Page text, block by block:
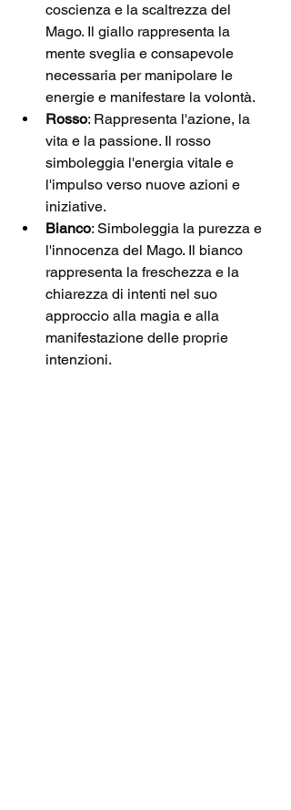
coscienza e la scaltrezza del
Mago. Il giallo rappresenta la
mente sveglia e consapevole
necessaria per manipolare le
energie e manifestare la volontà.
Rosso: Rappresenta l'azione, la
vita e la passione. Il rosso
simboleggia l'energia vitale e
l'impulso verso nuove azioni e
iniziative.
Bianco: Simboleggia la purezza e
l'innocenza del Mago. Il bianco
rappresenta la freschezza e la
chiarezza di intenti nel suo
approccio alla magia e alla
manifestazione delle proprie
intenzioni.